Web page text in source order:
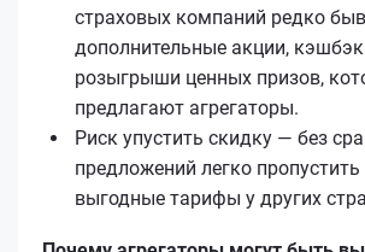
страховых компаний редко
дополнительные акции,
розыгрыши ценных призов,
предлагают агрегаторы.
Риск упустить скидку — без
предложений легко пропустить
выгодные тарифы у других